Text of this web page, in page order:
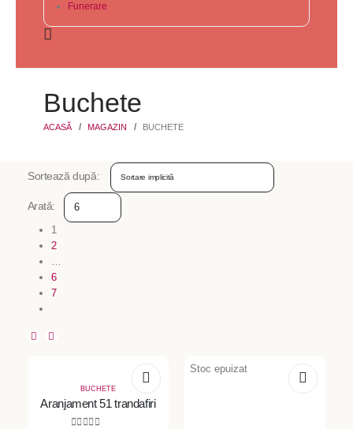
Funerare
Buchete
ACASĂ MAGAZIN BUCHETE
Sortează după:
Arată:
1
2
6
7
BUCHETE
Aranjament 51 trandafiri
Stoc epuizat